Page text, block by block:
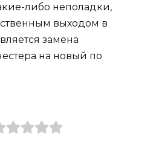
либо неполадки,
выходом в
замена
на новый по